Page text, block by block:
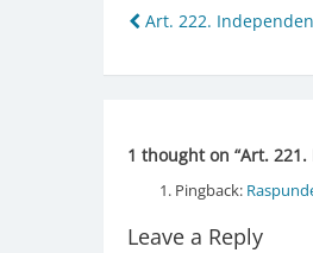
Post
navigation
Art. 222.
1 thought on “Art.
Pingback:
Leave a Reply